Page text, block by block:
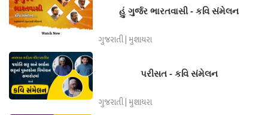
હું ગુર્જર ભારતવાસી - કવિ સંમેલન
ગુજરાતી | મુશાયરા
પરીસત - કવિ સંમેલન
ગુજરાતી | મુશાયરા